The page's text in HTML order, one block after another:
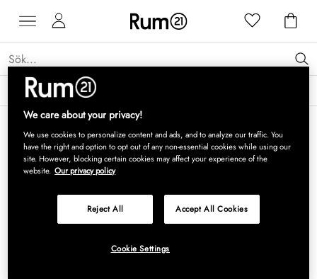
Få 15 % rabatt på Grythyttan Stålmöbler* →
We care about your privacy!
We use cookies to personalize content and ads, and to analyze our traffic. You
have the right and option to opt out of any non-essential cookies while using our
site. However, blocking certain cookies may affect your experience of the
website. Our privacy policy
Reject All Accept All Cookies
Cookie Settings